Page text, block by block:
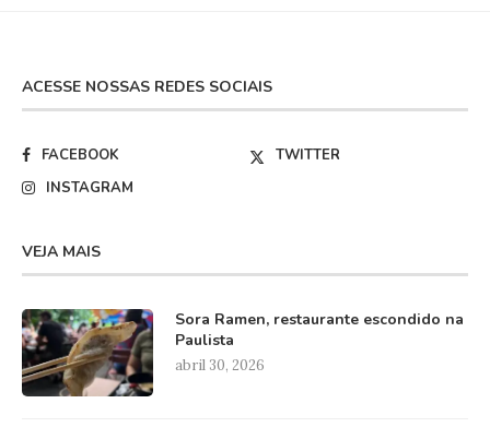
ACESSE NOSSAS REDES SOCIAIS
FACEBOOK
TWITTER
INSTAGRAM
VEJA MAIS
Sora Ramen, restaurante escondido na
Paulista
abril 30, 2026